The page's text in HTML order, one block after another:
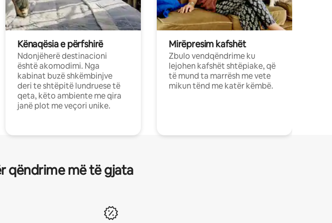
Kënaqësia e përfshirë
Ndonjëherë destinacioni
është akomodimi. Nga
kabinat buzë shkëmbinjve
deri te shtëpitë lundruese të
qeta, këto ambiente me qira
janë plot me veçori unike.
Mirëpresim kafshët
Zbulo vendqëndrime ku
lejohen kafshët shtëpiake, që
të mund ta marrësh me vete
mikun tënd me katër këmbë.
qëndrime më të gjata